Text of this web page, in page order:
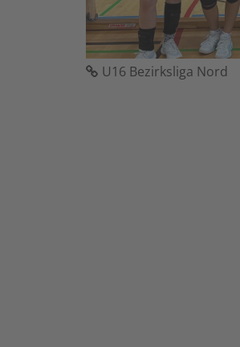
U16 Bezirksliga Nord